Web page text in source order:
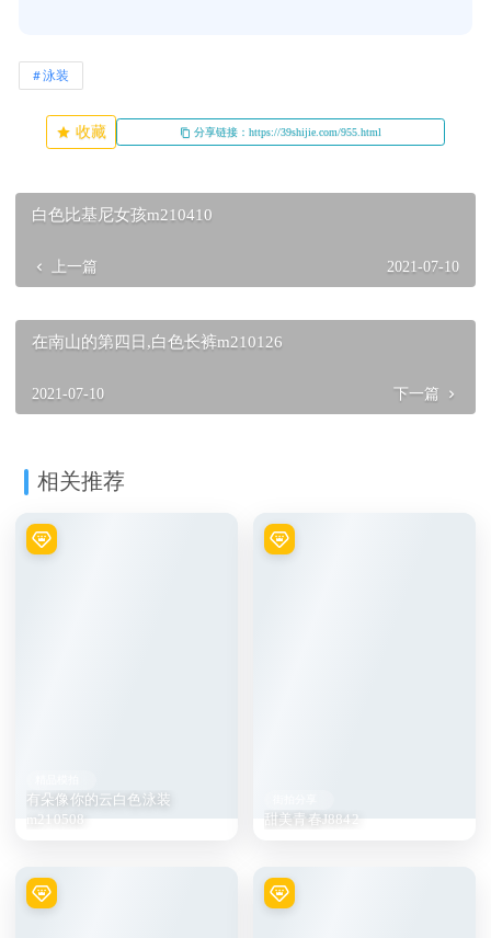
泳装
收藏 分享链接：https://39shijie.com/955.html
白色比基尼女孩m210410
上一篇 2021-07-10
在南山的第四日,白色长裤m210126
2021-07-10 下一篇
相关推荐
有朵像你的云白色泳装
m210508
甜美青春J8842